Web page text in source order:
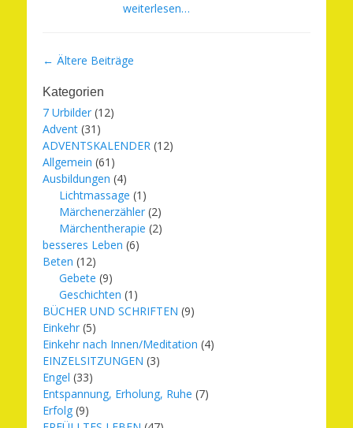
weiterlesen…
Beitragsnavigation
← Ältere Beiträge
Kategorien
7 Urbilder (12)
Advent (31)
ADVENTSKALENDER (12)
Allgemein (61)
Ausbildungen (4)
Lichtmassage (1)
Märchenerzähler (2)
Märchentherapie (2)
besseres Leben (6)
Beten (12)
Gebete (9)
Geschichten (1)
BÜCHER UND SCHRIFTEN (9)
Einkehr (5)
Einkehr nach Innen/Meditation (4)
EINZELSITZUNGEN (3)
Engel (33)
Entspannung, Erholung, Ruhe (7)
Erfolg (9)